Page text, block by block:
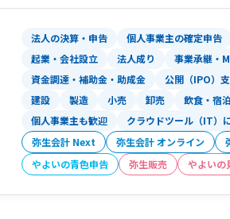
法人の決算・申告 個人事業主の確定申告
起業・会社設立
法人成り 事業承継・
資金調達・補助金・助成金
公開（IPO）
建設 製造 小売 卸売 飲食・宿泊
個人事業主も歓迎 クラウドツール（IT）
弥生会計 Next 弥生会計 オンライン
やよいの青色申告
弥生販売 やよいの